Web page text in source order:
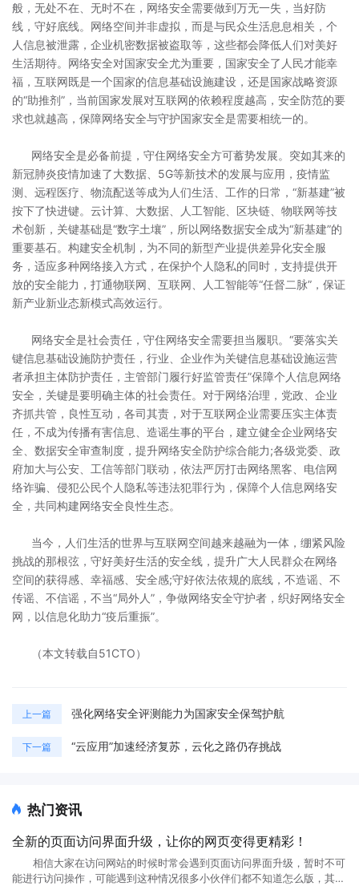
般，无处不在、无时不在，网络安全需要做到万无一失，当好防
线，守好底线。网络空间并非虚拟，而是与民众生活息息相关，个
人信息被泄露，企业机密数据被盗取等，这些都会降低人们对美好
生活期待。网络安全对国家安全尤为重要，国家安全了人民才能幸
福，互联网既是一个国家的信息基础设施建设，还是国家战略资源
的“助推剂”，当前国家发展对互联网的依赖程度越高，安全防范的要
求也就越高，保障网络安全与守护国家安全是需要相统一的。
网络安全是必备前提，守住网络安全方可蓄势发展。突如其来的
新冠肺炎疫情加速了大数据、5G等新技术的发展与应用，疫情监
测、远程医疗、物流配送等成为人们生活、工作的日常，“新基建”被
按下了快进键。云计算、大数据、人工智能、区块链、物联网等技
术创新，关键基础是“数字土壤”，所以网络数据安全成为“新基建”的
重要基石。构建安全机制，为不同的新型产业提供差异化安全服
务，适应多种网络接入方式，在保护个人隐私的同时，支持提供开
放的安全能力，打通物联网、互联网、人工智能等“任督二脉”，保证
新产业新业态新模式高效运行。
网络安全是社会责任，守住网络安全需要担当履职。“要落实关
键信息基础设施防护责任，行业、企业作为关键信息基础设施运营
者承担主体防护责任，主管部门履行好监管责任”保障个人信息网络
安全，关键是要明确主体的社会责任。对于网络治理，党政、企业
齐抓共管，良性互动，各司其责，对于互联网企业需要压实主体责
任，不成为传播有害信息、造谣生事的平台，建立健全企业网络安
全、数据安全审查制度，提升网络安全防护综合能力;各级党委、政
府加大与公安、工信等部门联动，依法严厉打击网络黑客、电信网
络诈骗、侵犯公民个人隐私等违法犯罪行为，保障个人信息网络安
全，共同构建网络安全良性生态。
当今，人们生活的世界与互联网空间越来越融为一体，绷紧风险
挑战的那根弦，守好美好生活的安全线，提升广大人民群众在网络
空间的获得感、幸福感、安全感;守好依法依规的底线，不造谣、不
传谣、不信谣，不当“局外人”，争做网络安全守护者，织好网络安全
网，以信息化助力“疫后重振”。
（本文转载自51CTO）
上一篇 强化网络安全评测能力为国家安全保驾护航
下一篇 “云应用”加速经济复苏，云化之路仍存挑战
热门资讯
全新的页面访问界面升级，让你的网页变得更精彩！
相信大家在访问网站的时候时常会遇到页面访问界面升级，暂时不可
能进行访问操作，可能遇到这种情况很多小伙伴们都不知道怎么版，其实